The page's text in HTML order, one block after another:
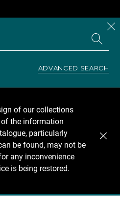
ADVANCED SEARCH
of our collections
the information
particularly
be found, may not be
any inconvenience
is being restored.